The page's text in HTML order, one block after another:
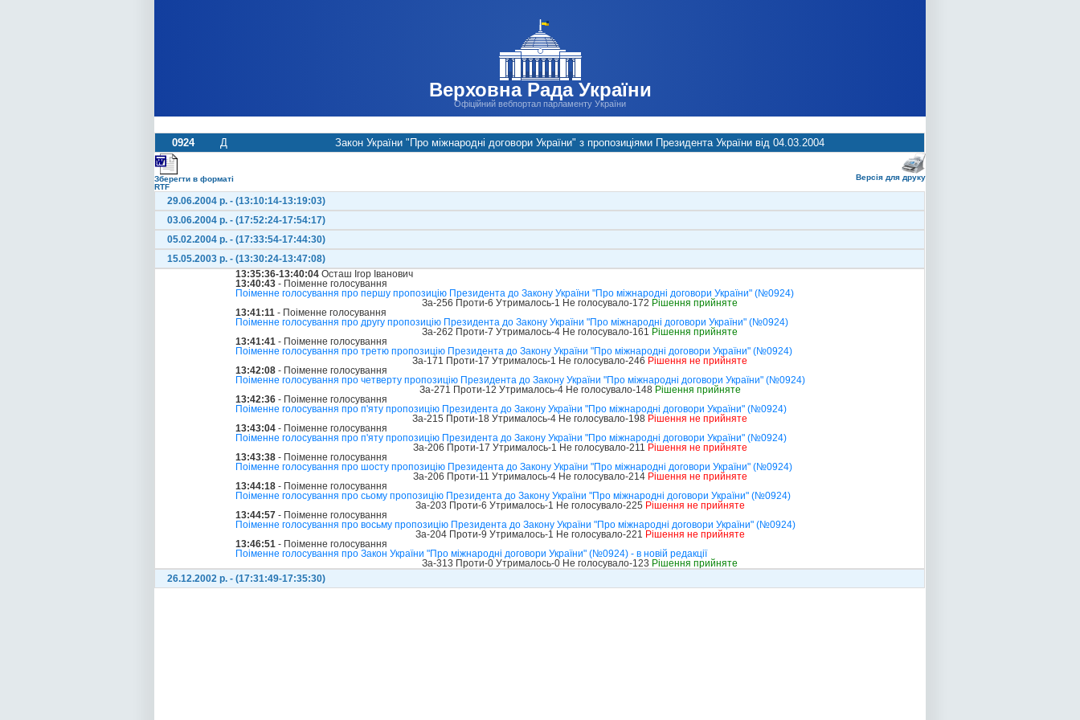
Верховна Рада України
Офіційний вебпортал парламенту України
0924 Д Закон України "Про міжнародні договори України" з пропозиціями Президента України від 04.03.2004
Зберегти в форматі
RTF
Версія для друку
29.06.2004 р. - (13:10:14-13:19:03)
03.06.2004 р. - (17:52:24-17:54:17)
05.02.2004 р. - (17:33:54-17:44:30)
15.05.2003 р. - (13:30:24-13:47:08)
13:35:36-13:40:04 Осташ Ігор Іванович
13:40:43 - Поіменне голосування
Поіменне голосування про першу пропозицію Президента до Закону України "Про міжнародні договори України" (№0924)
За-256 Проти-6 Утрималось-1 Не голосувало-172 Рішення прийняте
13:41:11 - Поіменне голосування
Поіменне голосування про другу пропозицію Президента до Закону України "Про міжнародні договори України" (№0924)
За-262 Проти-7 Утрималось-4 Не голосувало-161 Рішення прийняте
13:41:41 - Поіменне голосування
Поіменне голосування про третю пропозицію Президента до Закону України "Про міжнародні договори України" (№0924)
За-171 Проти-17 Утрималось-1 Не голосувало-246 Рішення не прийняте
13:42:08 - Поіменне голосування
Поіменне голосування про четверту пропозицію Президента до Закону України "Про міжнародні договори України" (№0924)
За-271 Проти-12 Утрималось-4 Не голосувало-148 Рішення прийняте
13:42:36 - Поіменне голосування
Поіменне голосування про п'яту пропозицію Президента до Закону України "Про міжнародні договори України" (№0924)
За-215 Проти-18 Утрималось-4 Не голосувало-198 Рішення не прийняте
13:43:04 - Поіменне голосування
Поіменне голосування про п'яту пропозицію Президента до Закону України "Про міжнародні договори України" (№0924)
За-206 Проти-17 Утрималось-1 Не голосувало-211 Рішення не прийняте
13:43:38 - Поіменне голосування
Поіменне голосування про шосту пропозицію Президента до Закону України "Про міжнародні договори України" (№0924)
За-206 Проти-11 Утрималось-4 Не голосувало-214 Рішення не прийняте
13:44:18 - Поіменне голосування
Поіменне голосування про сьому пропозицію Президента до Закону України "Про міжнародні договори України" (№0924)
За-203 Проти-6 Утрималось-1 Не голосувало-225 Рішення не прийняте
13:44:57 - Поіменне голосування
Поіменне голосування про восьму пропозицію Президента до Закону України "Про міжнародні договори України" (№0924)
За-204 Проти-9 Утрималось-1 Не голосувало-221 Рішення не прийняте
13:46:51 - Поіменне голосування
Поіменне голосування про Закон України "Про міжнародні договори України" (№0924) - в новій редакції
За-313 Проти-0 Утрималось-0 Не голосувало-123 Рішення прийняте
26.12.2002 р. - (17:31:49-17:35:30)